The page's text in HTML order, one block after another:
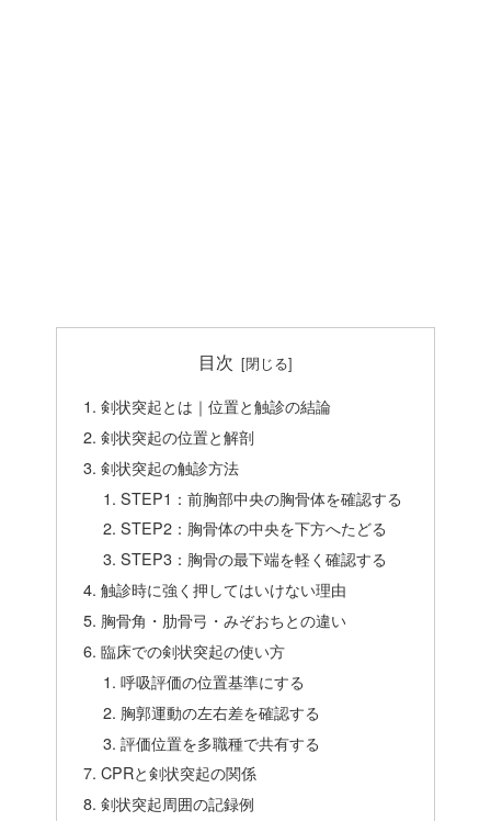
目次
剣状突起とは｜位置と触診の結論
剣状突起の位置と解剖
剣状突起の触診方法
STEP1：前胸部中央の胸骨体を確認する
STEP2：胸骨体の中央を下方へたどる
STEP3：胸骨の最下端を軽く確認する
触診時に強く押してはいけない理由
胸骨角・肋骨弓・みぞおちとの違い
臨床での剣状突起の使い方
呼吸評価の位置基準にする
胸郭運動の左右差を確認する
評価位置を多職種で共有する
CPRと剣状突起の関係
剣状突起周囲の記録例